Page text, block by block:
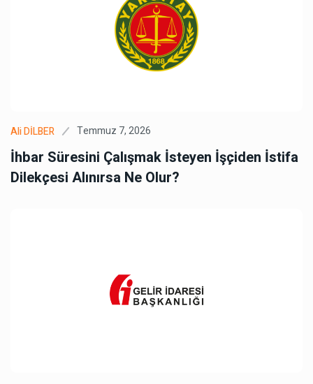
Ali DİLBER Temmuz 7, 2026
İhbar Süresini Çalışmak İsteyen İşçiden İstifa
Dilekçesi Alınırsa Ne Olur?